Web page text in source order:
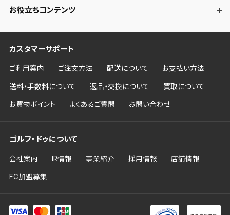
お役立ちコンテンツ
カスタマーサポート
ご利用案内 ご注文方法 配送について お支払い方法
送料・手数料について 返品・交換について 買取について
お買物ポイント よくあるご質問 お問い合わせ
ゴルフ・ドゥについて
会社案内 IR情報 事業紹介 採用情報 店舗情報
FC加盟募集